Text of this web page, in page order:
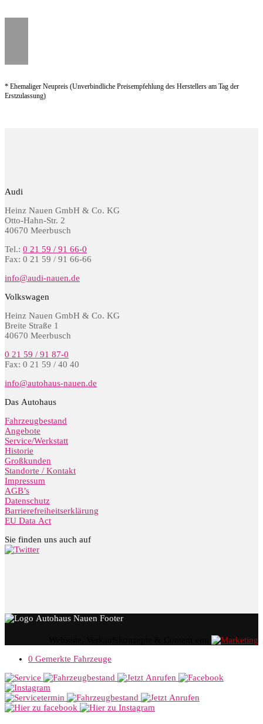
* Ehemaliger Neupreis (Unverbindliche Preisempfehlung des Herstellers am Tag der
Erstzulassung)
Audi
Heinz Nauen GmbH & Co. KG
Otto-Hahn-Str. 2
40670 Meerbusch
Tel.: 0 21 59 / 91 66-0
Fax: 0 21 59 / 91 66-66
info@audi-nauen.de
Volkswagen
Heinz Nauen GmbH & Co. KG
Breite Straße 1
40670 Meerbusch
0 21 59 / 91 87-0
Fax: 0 21 59 / 40 40
info@autohaus-nauen.de
Das Autohaus
Fahrzeugbestand
Angebote
Service/Werkstatt
Historie
Großkunden
Standorte / Kontakt
Impressum
AGB’s
Datenschutz
Barrierefreiheitserklärung
EU Data Act
Sie finden uns auch auf
0 Gemerkte Fahrzeuge